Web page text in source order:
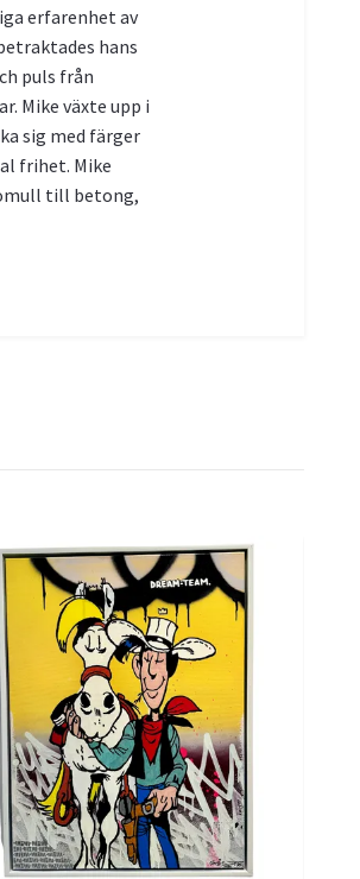
erfarenhet av
hans
puls från
Mike växte upp i
sig med färger
frihet. Mike
till betong,